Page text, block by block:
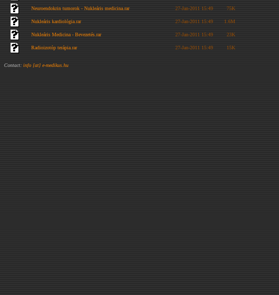
Neuroendokrin tumorok - Nukleáris medicina.rar 27-Jan-2011 15:49 75K
Nukleáris kardiológia.rar 27-Jan-2011 15:49 1.6M
Nukleáris Medicina - Bevezetés.rar 27-Jan-2011 15:49 23K
Radioizotóp terápia.rar 27-Jan-2011 15:49 15K
Contact: info [at] e-medikus.hu